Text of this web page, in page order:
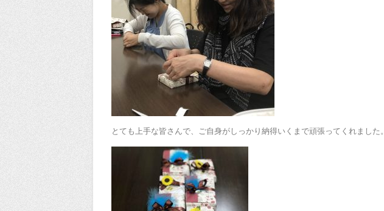
とても上手な皆さんで、ご自身がしっかり納得いくまで頑張ってくれました。